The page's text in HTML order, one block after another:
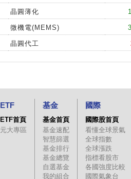
晶圓薄化
微機電(MEMS)
晶圓代工
ETF
ETF首頁
元大專區
基金
基金首頁
基金速配
智慧篩選
基金排行
基金總覽
自選基金
我的組合
國際
國際股首頁
看懂全球景氣
全球指數
全球漲跌
指標看股市
各國強度比較
國際氣象台